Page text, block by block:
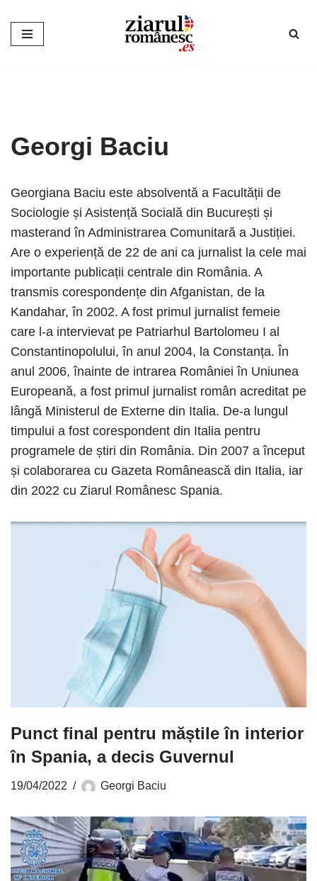
Sari
Georgi Baciu
Georgiana Baciu este absolventă a Facultății de
Sociologie și Asistență Socială din București și
masterand în Administrarea Comunitară a Justiției.
Are o experiență de 22 de ani ca jurnalist la cele mai
importante publicații centrale din România. A
transmis corespondențe din Afganistan, de la
Kandahar, în 2002. A fost primul jurnalist femeie
care l-a intervievat pe Patriarhul Bartolomeu I al
Constantinopolului, în anul 2004, la Constanța. În
anul 2006, înainte de intrarea României în Uniunea
Europeană, a fost primul jurnalist român acreditat pe
lângă Ministerul de Externe din Italia. De-a lungul
timpului a fost corespondent din Italia pentru
programele de știri din România. Din 2007 a început
și colaborarea cu Gazeta Românească din Italia, iar
din 2022 cu Ziarul Românesc Spania.
Punct final pentru măștile în interior
în Spania, a decis Guvernul
19/04/2022 Georgi Baciu